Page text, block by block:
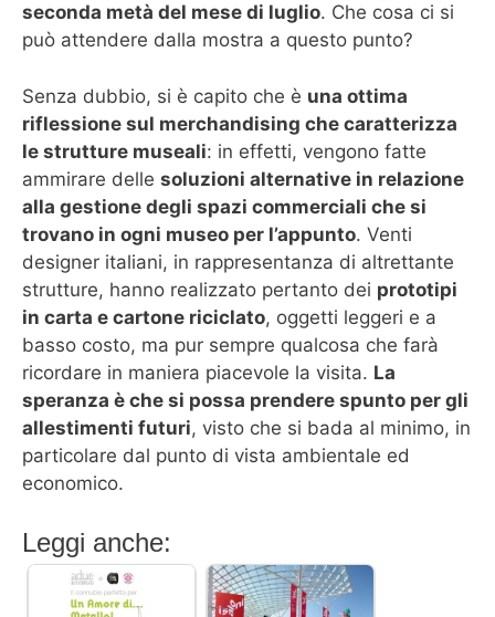
seconda metà del mese di luglio. Che cosa ci si
può attendere dalla mostra a questo punto?
Senza dubbio, si è capito che è una ottima
riflessione sul merchandising che caratterizza
le strutture museali: in effetti, vengono fatte
ammirare delle soluzioni alternative in relazione
alla gestione degli spazi commerciali che si
trovano in ogni museo per l’appunto. Venti
designer italiani, in rappresentanza di altrettante
strutture, hanno realizzato pertanto dei prototipi
in carta e cartone riciclato, oggetti leggeri e a
basso costo, ma pur sempre qualcosa che farà
ricordare in maniera piacevole la visita. La
speranza è che si possa prendere spunto per gli
allestimenti futuri, visto che si bada al minimo, in
particolare dal punto di vista ambientale ed
economico.
Leggi anche: